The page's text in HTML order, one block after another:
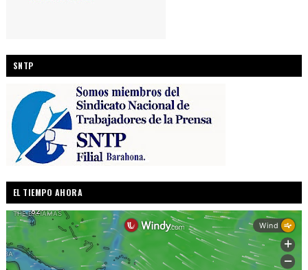
SNTP
EL TIEMPO AHORA